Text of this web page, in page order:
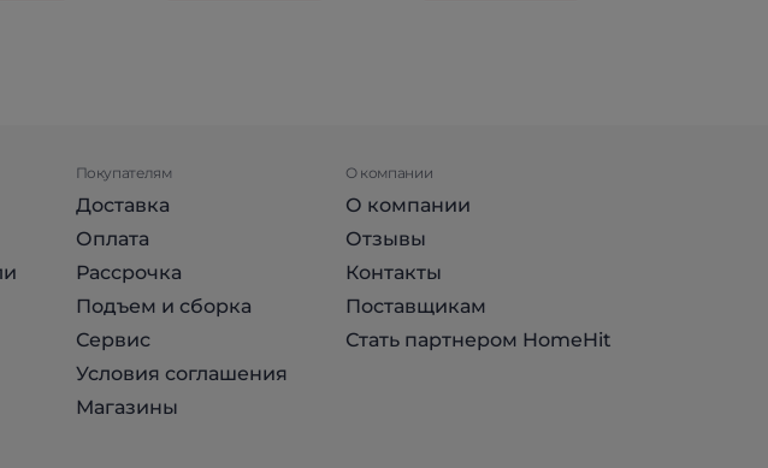
Покупателям
Доставка
Оплата
Рассрочка
Подъем и сборка
Сервис
Условия соглашения
Магазины
О компании
О компании
Отзывы
Контакты
Поставщикам
Стать партнером HomeHit